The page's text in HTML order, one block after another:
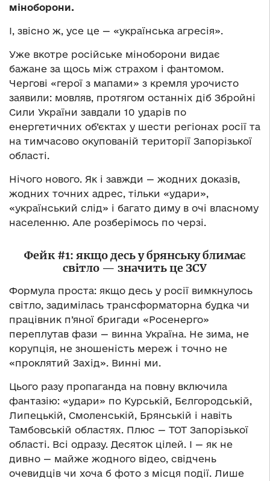
міноборони.
І, звісно ж, усе це — «українська агресія».
Уже вкотре російське міноборони видає
бажане за щось між страхом і фантомом.
Чергові «герої з мапами» з кремля урочисто
заявили: мовляв, протягом останніх діб Збройні
Сили України завдали 10 ударів по
енергетичних об’єктах у шести регіонах росії та
на тимчасово окупованій території Запорізької
області.
Нічого нового. Як і завжди — жодних доказів,
жодних точних адрес, тільки «удари»,
«український слід» і багато диму в очі власному
населенню. Але розберімось по черзі.
Фейк #1: якщо десь у брянську блимає
світло — значить це ЗСУ
Формула проста: якщо десь у росії вимкнулось
світло, задимілась трансформаторна будка чи
працівник п’яної бригади «Росенерго»
переплутав фази — винна Україна. Не зима, не
корупція, не зношеність мереж і точно не
«проклятий Захід». Винні ми.
Цього разу пропаганда на повну включила
фантазію: «удари» по Курській, Бєлгородській,
Липецькій, Смоленській, Брянській і навіть
Тамбовській областях. Плюс — ТОТ Запорізької
області. Всі одразу. Десяток цілей. І — як не
дивно — майже жодного відео, свідчень
очевидців чи хоча б фото з місця події. Лише